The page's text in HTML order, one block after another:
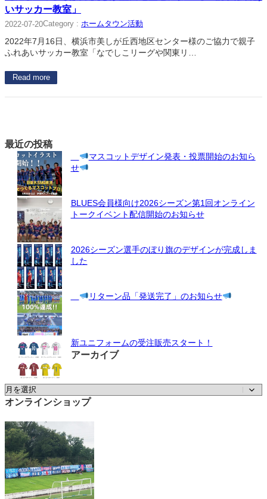
いサッカー教室」
2022-07-20Category : ホームタウン活動
2022年7月16日、横浜市美しが丘西地区センター様のご協力で親子
ふれあいサッカー教室「なでしこリーグや関東リ…
Read more
最近の投稿
マスコットデザイン発表・投票開始のお知ら
せ
BLUES会員様向け2026シーズン第1回オンライン
トークイベント配信開始のお知らせ
2026シーズン選手のぼり旗のデザインが完成しま
した
リターン品「発送完了」のお知らせ
新ユニフォームの受注販売スタート！
アーカイブ
ア
ー
イ
ブ
オンラインショップ